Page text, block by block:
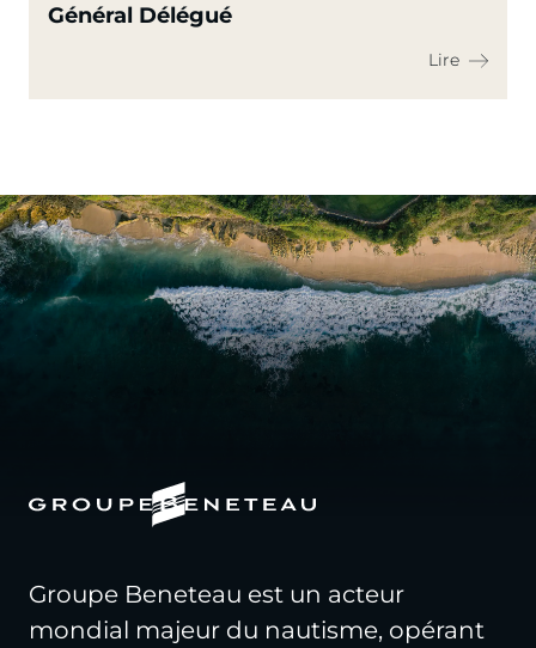
Général Délégué
Lire
Groupe Beneteau est un acteur
mondial majeur du nautisme, opérant